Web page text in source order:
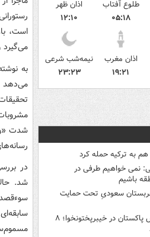
طلوع آفتاب
۰۵:۱۸
اذان ظهر
۱۲:۱۰
اذان مغرب
۱۹:۲۱
نیمه‌شب شرعی
۲۳:۲۳
هم به ترکیه حمله کرد
نمی خواهیم طرفی در
باشیم
سعودیِ تحت حمایت
عملیات ارتش پاکستان در خیبرپختونخوا؛ ۸
است،
می‌دهد
شدت
در
شد.